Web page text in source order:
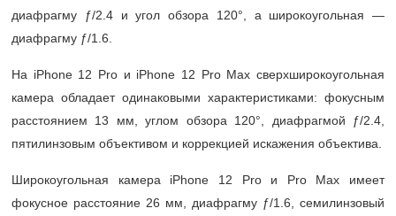
диафрагму ƒ/2.4 и угол обзора 120°, а широкоугольная —
диафрагму ƒ/1.6.
На iPhone 12 Pro и iPhone 12 Pro Max сверхширокоугольная
камера обладает одинаковыми характеристиками: фокусным
расстоянием 13 мм, углом обзора 120°, диафрагмой ƒ/2.4,
пятилинзовым объективом и коррекцией искажения объектива.
Широкоугольная камера iPhone 12 Pro и Pro Max имеет
фокусное расстояние 26 мм, диафрагму ƒ/1.6, семилинзовый